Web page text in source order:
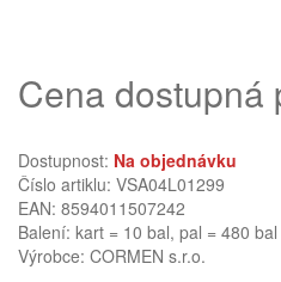
Cena dostupná
Dostupnost: Na objednávku
Číslo artiklu: VSA04L01299
EAN: 8594011507242
Balení: kart = 10 bal, pal = 480 bal
Výrobce: CORMEN s.r.o.